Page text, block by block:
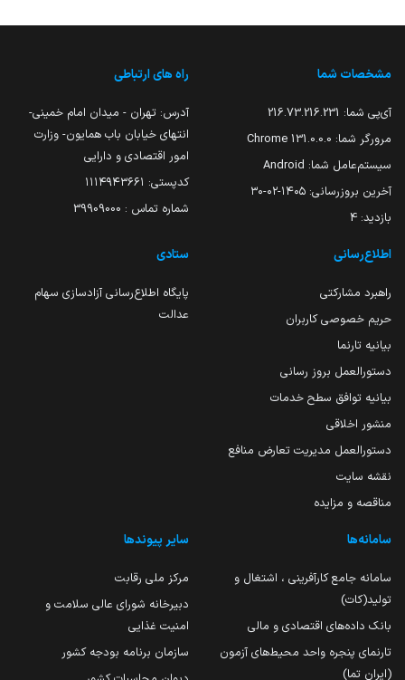
مشخصات شما
آی‌پی شما: 216.73.216.231
مرورگر شما: 131.0.0.0 Chrome
سیستم‌عامل شما: Android
آخرین بروزرسانی: ۱۴۰۵-۰۲-۳۰
بازدید: 4
راه های ارتباطی
آدرس: تهران - میدان امام خمینی-
انتهای خیابان باب همایون- وزارت
امور اقتصادی و دارایی
کدپستی: ۱۱۱۴۹۴۳۶۶۱
شماره تماس : 39909000
اطلاع‌رسانی
راهبرد مشارکتی
حریم خصوصی کاربران
بیانیه تارنما
دستورالعمل بروز رسانی
بیانیه توافق سطح خدمات
منشور اخلاقی
دستورالعمل مدیریت تعارض منافع
نقشه سایت
مناقصه و مزایده
ستادی
پایگاه اطلاع‌رسانی آزادسازی سهام
عدالت
سامانه‌ها
سامانه جامع کارآفرینی ، اشتغال و
تولید(کات)
بانک داده‌های اقتصادی و مالی
تارنمای پنجره واحد محیط‌های آزمون
(ایران تما)
سایر پیوندها
مرکز ملی رقابت
دبیرخانه شورای عالی سلامت و
امنیت غذایی
سازمان برنامه بودجه کشور